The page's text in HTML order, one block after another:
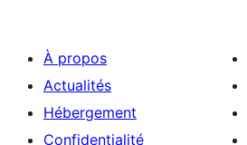
À propos
Actualités
Hébergement
Confidentialité